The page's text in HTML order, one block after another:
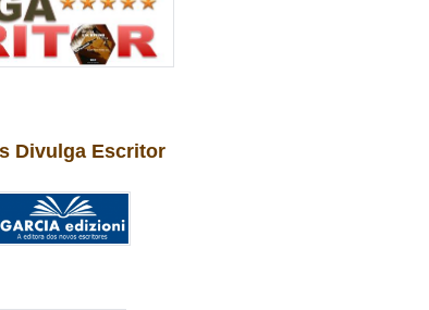
Divulga Escritor